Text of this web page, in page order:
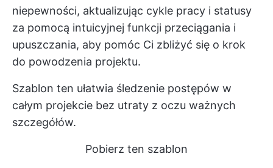
niepewności, aktualizując cykle pracy i statusy
za pomocą intuicyjnej funkcji przeciągania i
upuszczania, aby pomóc Ci zbliżyć się o krok
do powodzenia projektu.
Szablon ten ułatwia śledzenie postępów w
całym projekcie bez utraty z oczu ważnych
szczegółów.
Pobierz ten szablon